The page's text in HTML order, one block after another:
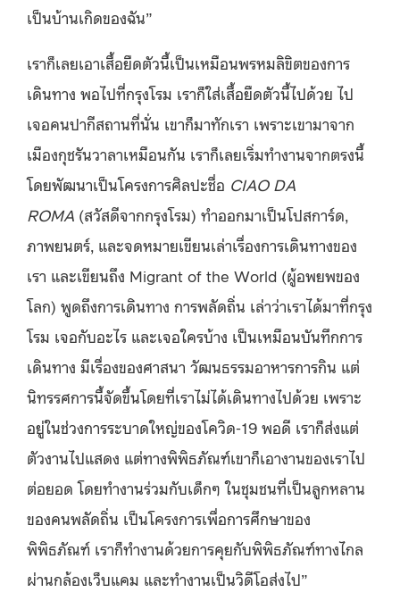
เป็นบ้านเกิดของฉัน”
เราก็เลยเอาเสื้อยืดตัวนี้เป็นเหมือนพรหมลิขิตของการ
เดินทาง พอไปที่กรุงโรม เราก็ใส่เสื้อยืดตัวนี้ไปด้วย ไป
เจอคนปากีสถานที่นั่น เขาก็มาทักเรา เพราะเขามาจาก
เมืองกุชรันวาลาเหมือนกัน เราก็เลยเริ่มทำงานจากตรงนี้
โดยพัฒนาเป็นโครงการศิลปะชื่อ CIAO DA
ROMA (สวัสดีจากกรุงโรม) ทำออกมาเป็นโปสการ์ด,
ภาพยนตร์, และจดหมายเขียนเล่าเรื่องการเดินทางของ
เรา และเขียนถึง Migrant of the World (ผู้อพยพของ
โลก) พูดถึงการเดินทาง การพลัดถิ่น เล่าว่าเราได้มาที่กรุง
โรม เจอกับอะไร และเจอใครบ้าง เป็นเหมือนบันทึกการ
เดินทาง มีเรื่องของศาสนา วัฒนธรรมอาหารการกิน แต่
นิทรรศการนี้จัดขึ้นโดยที่เราไม่ได้เดินทางไปด้วย เพราะ
อยู่ในช่วงการระบาดใหญ่ของโควิด-19 พอดี เราก็ส่งแต่
ตัวงานไปแสดง แต่ทางพิพิธภัณฑ์เขาก็เอางานของเราไป
ต่อยอด โดยทำงานร่วมกับเด็กๆ ในชุมชนที่เป็นลูกหลาน
ของคนพลัดถิ่น เป็นโครงการเพื่อการศึกษาของ
พิพิธภัณฑ์ เราก็ทำงานด้วยการคุยกับพิพิธภัณฑ์ทางไกล
ผ่านกล้องเว็บแคม และทำงานเป็นวิดีโอส่งไป”